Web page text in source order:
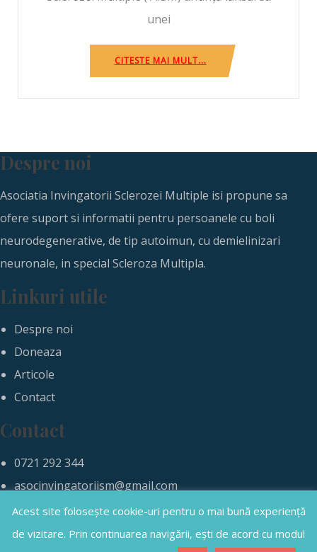
unei
CITESTE MAI MULT...
Despre noi
Asociatia Invingatorii Sclerozei Multiple isi propune sa
ofere suport si informatii pentru persoanele cu boli
neurodegenerative, de tip autoimun, cu demielinizari
neuronale, in special Scleroza Multipla.
Linkuri utile
Despre noi
Doneaza
Articole
Contact
Contact
0721 292 344
asocinvingatoriism@gmail.com
Copyright 2020 - 2025 | All rights
Acest site folosește cookie-uri pentru o mai bună experiență
de vizitare. Prin continuarea navigării, ești de acord cu modul